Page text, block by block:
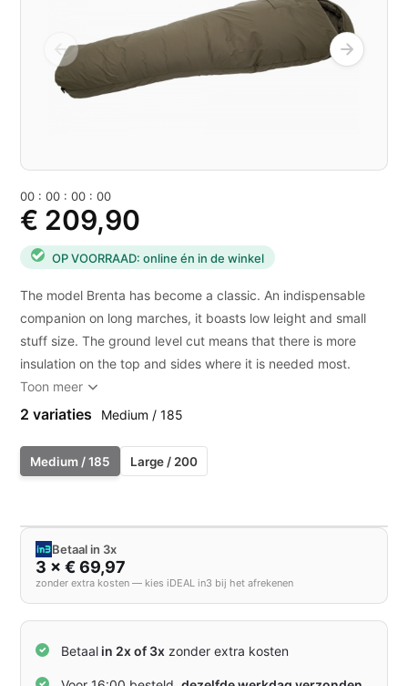
00 :00 :00 :00
€ 209,90
OP VOORRAAD: online én in de winkel
The model Brenta has become a classic. An indispensable
companion on long marches, it boasts low leight and small
stuff size. The ground level cut means that there is more
insulation on the top and sides where it is needed most.
Toon meer
2 variaties Medium / 185
Medium / 185 Large / 200
Betaal in 3x
3 × € 69,97
zonder extra kosten — kies iDEAL in3 bij het afrekenen
Betaal in 2x of 3x zonder extra kosten